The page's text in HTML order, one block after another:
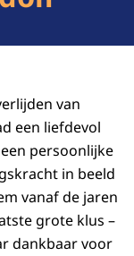
van
een liefdevol
persoonlijke
in beeld
vanaf de jaren
grote klus –
dankbaar voor